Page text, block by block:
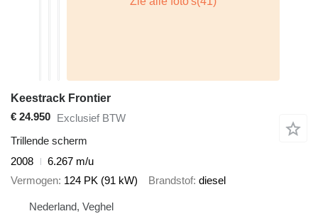
Keestrack Frontier
€ 24.950 Exclusief BTW
Trillende scherm
2008
6.267 m/u
Vermogen 124 PK (91 kW) Brandstof diesel
Nederland, Veghel